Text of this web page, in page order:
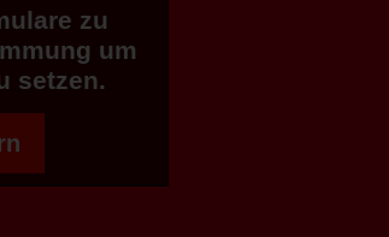
zu
um
setzen.